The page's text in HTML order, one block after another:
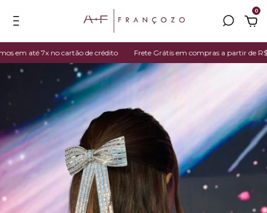
0
em até 7x no cartão de crédito Frete Grátis em compras a partir de R$